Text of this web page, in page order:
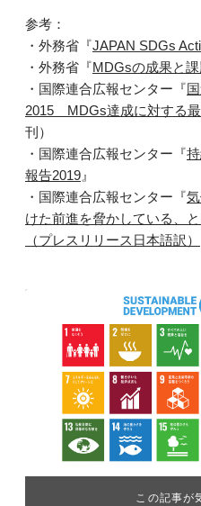
参考：
・外務省『JAPAN SDGs
・外務省『MDGsの成果と課
・国際連合広報センター『
2015 MDGs達成に対する
刊）
・国際連合広報センター『
報告2019 』
・国際連合広報センター『
けた前進を脅かしている、
（プレスリリース日本語訳）
この記事が